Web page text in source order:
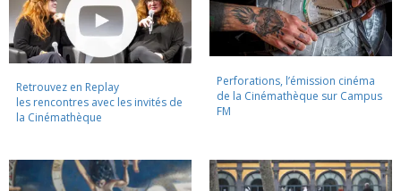
Retrouvez en Replay
les rencontres avec les invités de
la Cinémathèque
Perforations, l’émission cinéma
de la Cinémathèque sur Campus
FM